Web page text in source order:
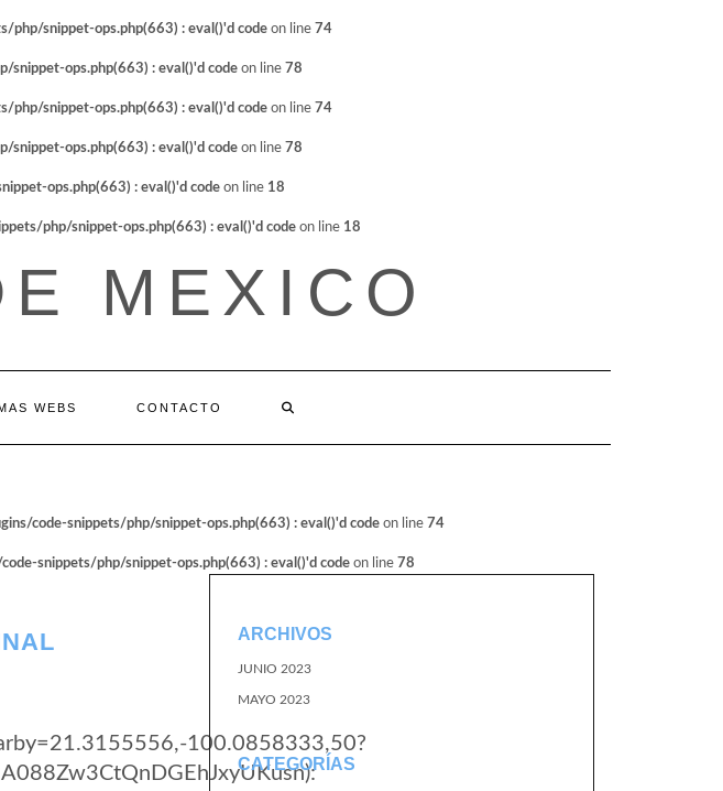
snippet-ops.php(663) : eval()'d code on line 74
ops.php(663) : eval()'d code on line 78
snippet-ops.php(663) : eval()'d code on line 74
ops.php(663) : eval()'d code on line 78
ops.php(663) : eval()'d code on line 18
php/snippet-ops.php(663) : eval()'d code on line 18
MEXICO
WEBS CONTACTO
code-snippets/php/snippet-ops.php(663) : eval()'d code on line 74
snippets/php/snippet-ops.php(663) : eval()'d code on line 78
100.0858333,50?
ARCHIVOS
JUNIO 2023
MAYO 2023
CATEGORÍAS